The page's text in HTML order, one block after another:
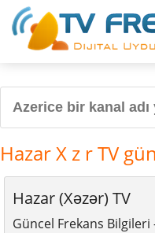
Hazar X z r TV
Hazar (Xəzər) TV
Güncel Frekans Bilgileri